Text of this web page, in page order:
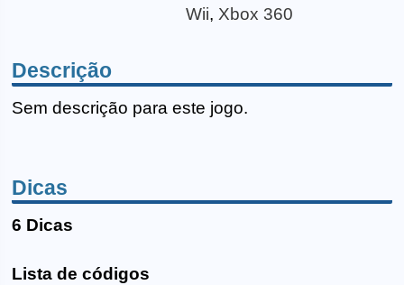
Wii, Xbox 360
Descrição
Sem descrição para este jogo.
Dicas
6 Dicas
Lista de códigos